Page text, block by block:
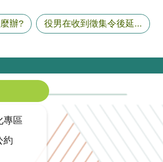
辦? 役男在收到徵集令後延...
專區
約